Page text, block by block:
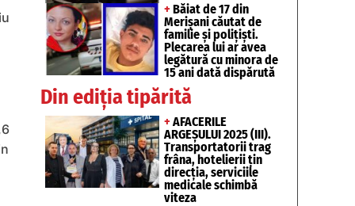
+ Băiat de 17 din
Merișani căutat de
familie și polițiști.
Plecarea lui ar avea
legătură cu minora de
15 ani dată dispărută
Din ediția tipărită
+ AFACERILE
ARGEȘULUI 2025 (III).
Transportatorii trag
frâna, hotelierii țin
direcția, serviciile
medicale schimbă
viteza